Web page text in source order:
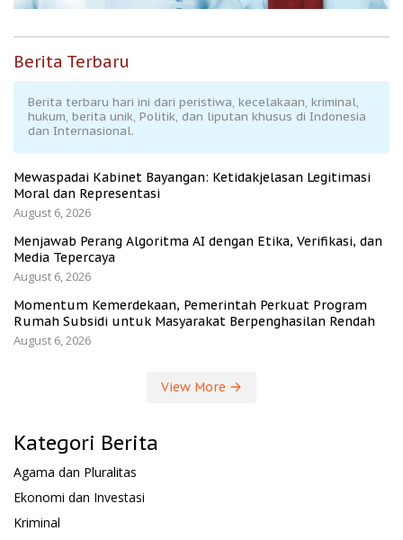
Berita Terbaru
Berita terbaru hari ini dari peristiwa, kecelakaan, kriminal,
hukum, berita unik, Politik, dan liputan khusus di Indonesia
dan Internasional.
Mewaspadai Kabinet Bayangan: Ketidakjelasan Legitimasi
Moral dan Representasi
August 6, 2026
Menjawab Perang Algoritma AI dengan Etika, Verifikasi, dan
Media Tepercaya
August 6, 2026
Momentum Kemerdekaan, Pemerintah Perkuat Program
Rumah Subsidi untuk Masyarakat Berpenghasilan Rendah
August 6, 2026
View More
Kategori Berita
Agama dan Pluralitas
Ekonomi dan Investasi
Kriminal